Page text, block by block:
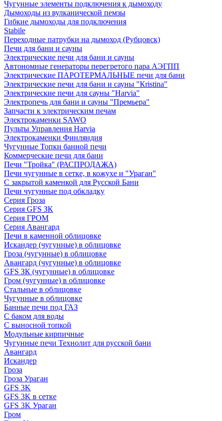
Чугунные элементы подключения к дымоходу
Дымоходы из вулканической пемзы
Гибкие дымоходы для подключения
Stabile
Переходные патрубки на дымоход (Рубцовск)
Печи для бани и сауны
Электрические печи для бани и сауны
Автономные генераторы перегретого пара АЭГПП
Электрические ПАРОТЕРМАЛЬНЫЕ печи для бани
Электрические печи для бани и сауны "Кristina"
Электрические печи для сауны "Harvia"
Электропечь для бани и сауны "Премьера"
Запчасти к электрическим печам
Электрокаменки SAWO
Пульты Управления Harvia
Электрокаменки Финляндия
Чугунные Топки банной печи
Коммерческие печи для бани
Печи "Тройка" (РАСПРОДАЖА)
Печи чугунные в сетке, в кожухе и "Ураган"
С закрытой каменкой для Русской Бани
Печи чугунные под обкладку
Серия Гроза
Серия GFS ЗК
Серия ГРОМ
Серия Авангард
Печи в каменной облицовке
Искандер (чугунные) в облицовке
Гроза (чугунные) в облицовке
Авангард (чугунные) в облицовке
GFS ЗК (чугунные) в облицовке
Гром (чугунные) в облицовке
Стальные в облицовке
Чугунные в облицовке
Банные печи под ГАЗ
С баком для воды
С выносной топкой
Модульные кирпичные
Чугунные печи Технолит для русской бани
Авангард
Искандер
Гроза
Гроза Ураган
GFS 3K
GFS 3K в сетке
GFS 3K Ураган
Гром